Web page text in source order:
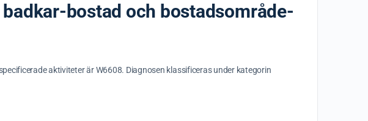
bostad och bostadsområde-
aktiviteter är W6608. Diagnosen klassificeras under kategorin